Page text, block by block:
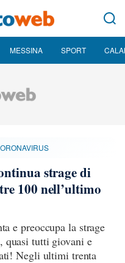
MESSINA SPORT
strage di
100 nell’ultimo
e preoccupa la strage
quasi tutti giovani e
Negli ultimi trenta